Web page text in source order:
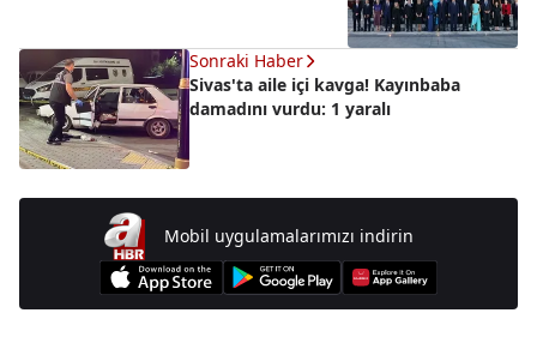
Sonraki Haber
Sivas'ta aile içi kavga! Kayınbaba
damadını vurdu: 1 yaralı
Mobil uygulamalarımızı indirin